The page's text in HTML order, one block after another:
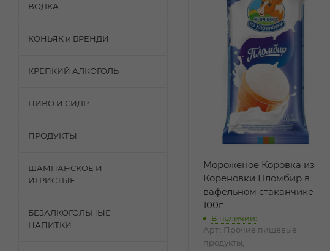
Мороженое Коровка из
Кореновки Пломбир в
вафельном стаканчике
100г
В наличии:
Арт.: Прочие пищевые
продукты,
ВОДКА
КОНЬЯК и БРЕНДИ
КРЕПКИЙ АЛКОГОЛЬ
ПИВО И СИДР
ПРОДУКТЫ
ШАМПАНСКОЕ И
ИГРИСТЫЕ
БЕЗАЛКОГОЛЬНЫЕ
НАПИТКИ